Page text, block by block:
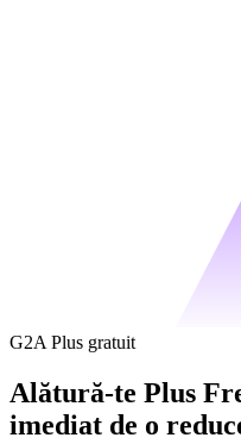
G2A Plus gratuit
Alătură-te Plus
imediat de o